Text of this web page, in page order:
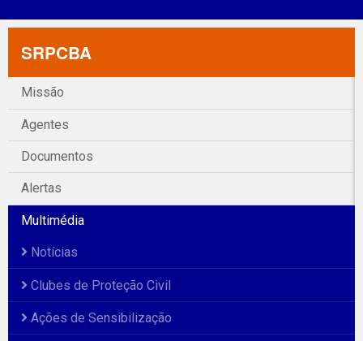
SRPCBA
Missão
Agentes
Documentos
Alertas
Multimédia
Notícias
Clubes de Proteção Civil
Ações de Sensibilização